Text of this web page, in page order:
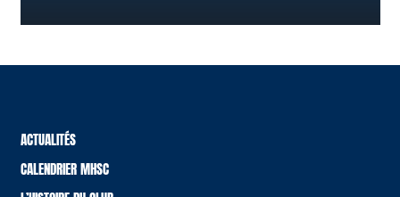
ACTUALITÉS
CALENDRIER MHSC